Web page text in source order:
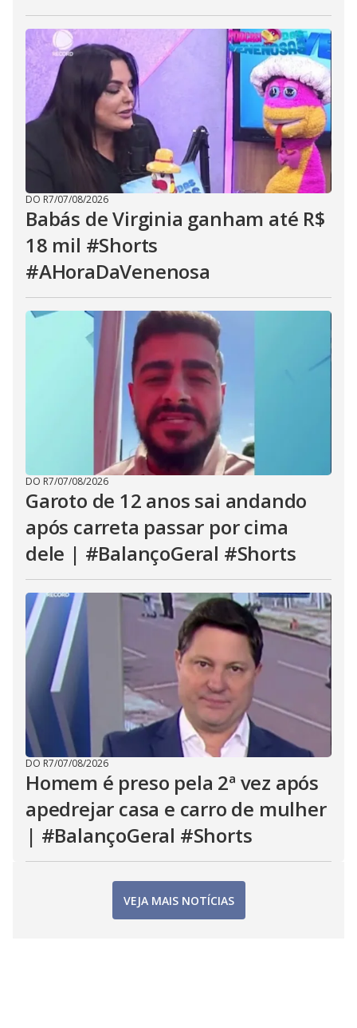
DO R7/07/08/2026
Babás de Virginia ganham até R$
18 mil #Shorts
#AHoraDaVenenosa
DO R7/07/08/2026
Garoto de 12 anos sai andando
após carreta passar por cima
dele | #BalançoGeral #Shorts
DO R7/07/08/2026
Homem é preso pela 2ª vez após
apedrejar casa e carro de mulher
| #BalançoGeral #Shorts
VEJA MAIS NOTÍCIAS